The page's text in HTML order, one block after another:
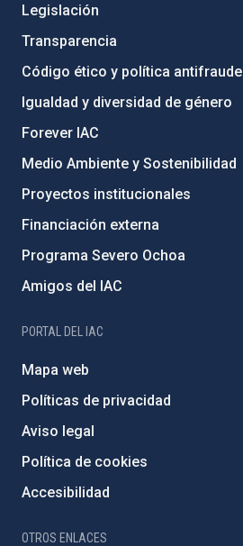
Legislación
Transparencia
Código ético y política antifraude
Igualdad y diversidad de género
Forever IAC
Medio Ambiente y Sostenibilidad
Proyectos institucionales
Financiación externa
Programa Severo Ochoa
Amigos del IAC
PORTAL DEL IAC
Mapa web
Políticas de privacidad
Aviso legal
Política de cookies
Accesibilidad
OTROS ENLACES